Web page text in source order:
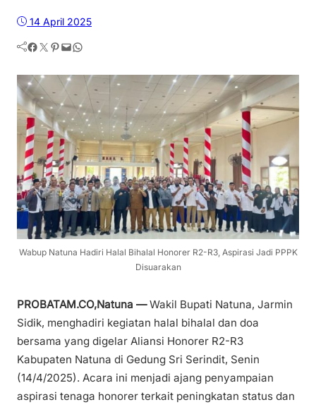
14 April 2025
Facebook Twitter Pinterest Mail WhatsApp
Wabup Natuna Hadiri Halal Bihalal Honorer R2-R3, Aspirasi Jadi PPPK
Disuarakan
PROBATAM.CO,Natuna —Wakil Bupati Natuna, Jarmin
Sidik, menghadiri kegiatan halal bihalal dan doa
bersama yang digelar Aliansi Honorer R2-R3
Kabupaten Natuna di Gedung Sri Serindit, Senin
(14/4/2025). Acara ini menjadi ajang penyampaian
aspirasi tenaga honorer terkait peningkatan status dan